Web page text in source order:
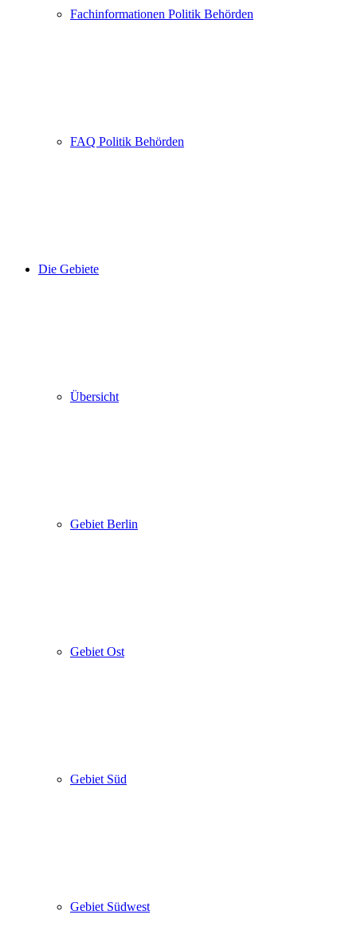
Fachinformationen Politik Behörden
FAQ Politik Behörden
Die Gebiete
Übersicht
Gebiet Berlin
Gebiet Ost
Gebiet Süd
Gebiet Südwest